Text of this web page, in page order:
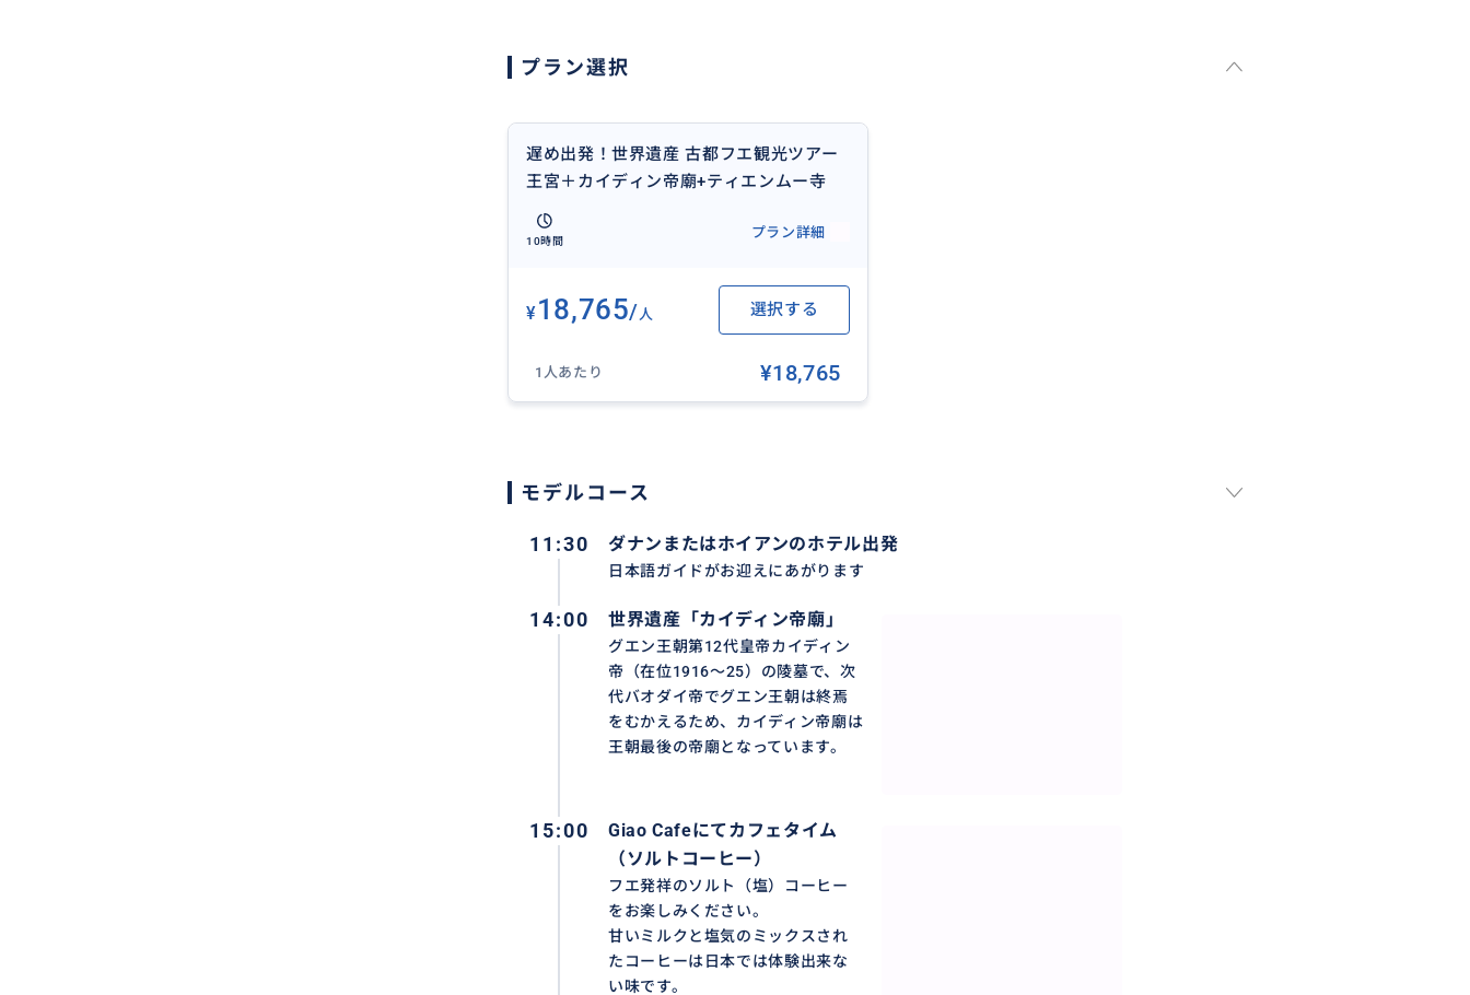
レモングラスに巻いた豚つくね
蓮の実のチェー＆フルーツ
※メニューは予告なく変更となる場合があります。
プラン選択
遅め出発！世界遺産 古都フエ観光ツアー
王宮＋カイディン帝廟+ティエンムー寺
ソルトコーヒー＆フエ宮廷料理の夕食付
き＜日本語ガイド／車/ ダナンまたはホイ
10時間
プラン詳細
¥18,765/人 選択する
1人あたり ¥18,765
モデルコース
11:30 ダナンまたはホイアンのホテル出発
日本語ガイドがお迎えにあがります
14:00 世界遺産「カイディン帝廟」
グエン王朝第12代皇帝カイディン
帝（在位1916～25）の陵墓で、次
代バオダイ帝でグエン王朝は終焉
をむかえるため、カイディン帝廟は
王朝最後の帝廟となっています。
15:00
Giao Cafeにてカフェタイム
（ソルトコーヒー）
フエ発祥のソルト（塩）コーヒー
をお楽しみください。
甘いミルクと塩気のミックスされ
たコーヒーは日本では体験出来な
い味です。